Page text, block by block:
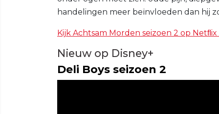
handelingen meer beïnvloeden dan hij
Kijk Achtsam Morden seizoen 2 op Netﬂix
Nieuw op Disney+
Deli Boys seizoen 2